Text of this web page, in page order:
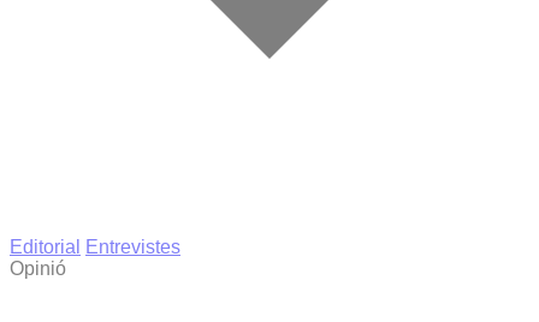
Editorial
Entrevistes
Opinió